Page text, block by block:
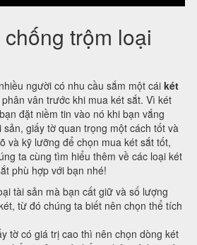
trộm loại
người có nhu cầu sắm một cái két
vân trước khi mua két sắt. Vì két
đặt niềm tin vào nó khi bạn vắng
giấy tờ quan trọng một cách tốt và
và kỹ lưỡng để chọn mua két sắt tốt,
ta cùng tìm hiểu thêm về các loại két
phù hợp với bạn nhé!
tài sản mà bạn cất giữ và số lượng
từ đó chúng ta biết nên chọn thể tích
tờ có giá trị cao thì nên chọn dòng két